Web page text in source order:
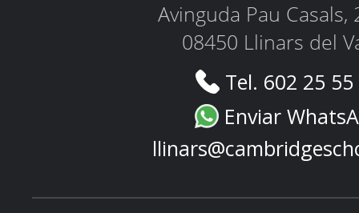
Avinguda Pau Casals,
08450 Llinars del
Tel. 602 25
Enviar